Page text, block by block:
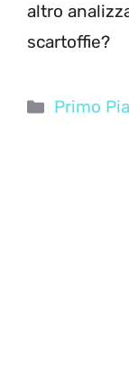
altro
scartoffie?
Primo